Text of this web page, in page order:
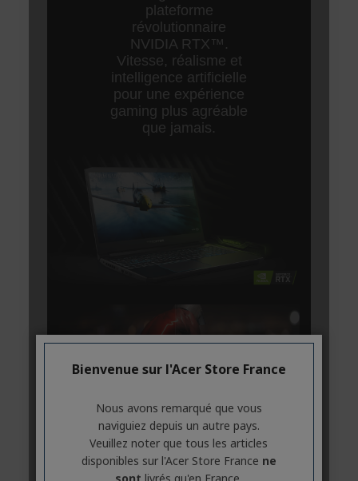
Bienvenue sur l'Acer Store France
Nous avons remarqué que vous
naviguiez depuis un autre pays.
Veuillez noter que tous les articles
disponibles sur l'Acer Store France ne